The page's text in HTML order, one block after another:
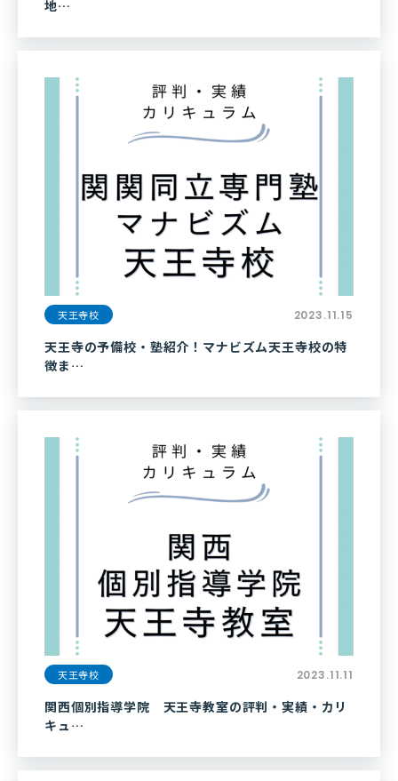
地…
天王寺校 2023.11.15
天王寺の予備校・塾紹介！マナビズム天王寺校の特
徴ま…
天王寺校 2023.11.11
関西個別指導学院 天王寺教室の評判・実績・カリ
キュ…